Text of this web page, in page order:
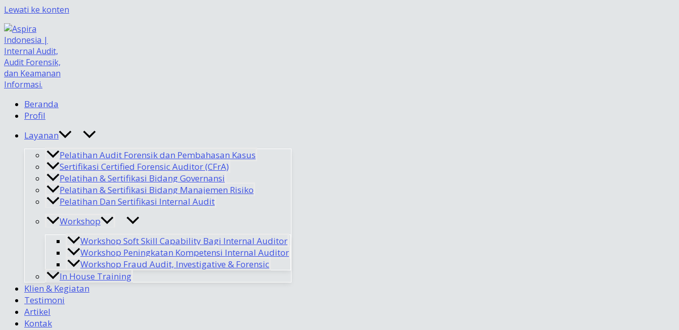
Lewati ke konten
Beranda
Profil
Layanan
Pelatihan Audit Forensik dan Pembahasan Kasus
Sertifikasi Certified Forensic Auditor (CFrA)
Pelatihan & Sertifikasi Bidang Governansi
Pelatihan & Sertifikasi Bidang Manajemen Risiko
Pelatihan Dan Sertifikasi Internal Audit
Workshop
Workshop Soft Skill Capability Bagi Internal Auditor
Workshop Peningkatan Kompetensi Internal Auditor
Workshop Fraud Audit, Investigative & Forensic
In House Training
Klien & Kegiatan
Testimoni
Artikel
Kontak